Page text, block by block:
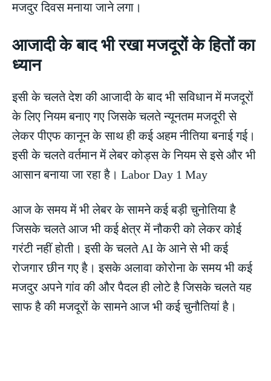
मजदुर दिवस मनाया जाने लगा।
आजादी के बाद भी रखा मजदूरों के हितों का
ध्यान
इसी के चलते देश की आजादी के बाद भी सविधान में मजदूरों
के लिए नियम बनाए गए जिसके चलते न्यूनतम मजदूरी से
लेकर पीएफ कानून के साथ ही कई अहम नीतिया बनाई गई।
इसी के चलते वर्तमान में लेबर कोड्स के नियम से इसे और भी
आसान बनाया जा रहा है। Labor Day 1 May
आज के समय में भी लेबर के सामने कई बड़ी चुनोतिया है
जिसके चलते आज भी कई क्षेत्र में नौकरी को लेकर कोई
गरंटी नहीं होती। इसी के चलते AI के आने से भी कई
रोजगार छीन गए है। इसके अलावा कोरोना के समय भी कई
मजदुर अपने गांव की और पैदल ही लोटे है जिसके चलते यह
साफ है की मजदूरों के सामने आज भी कई चुनौतियां है।